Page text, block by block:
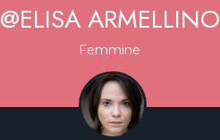
@ELISA ARMELLINO
Femmine